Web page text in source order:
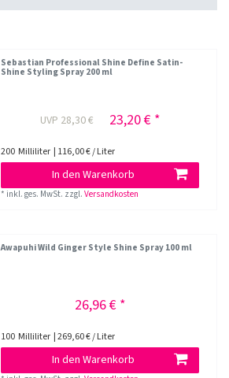
Sebastian Professional Shine Define Satin-
Shine Styling Spray 200 ml
UVP 28,30 € 23,20 € *
200 Milliliter | 116,00 € / Liter
In den Warenkorb
* inkl. ges. MwSt. zzgl.Versandkosten
Awapuhi Wild Ginger Style Shine Spray 100 ml
26,96 € *
100 Milliliter | 269,60 € / Liter
In den Warenkorb